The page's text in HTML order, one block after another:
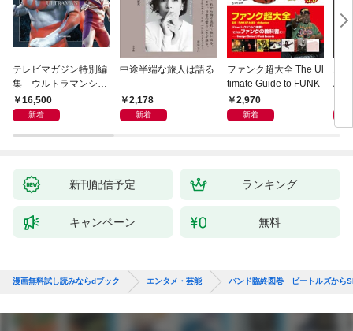
テレビマガジン特別編
集 ウルトラマンシリ
ーズ６０周年記念 全
ウルトラマン記録大鑑
16,500
新着
中途半端な旅人は語る
2,178
新着
ファンク超大全 The Ul
timate Guide to FUNK
2,970
新着
ぶ
ク
新刊配信予定 ランキング
キャンペーン 無料
漫画無料試し読みならdブック エンタメ・芸能 バンド臨終図巻 ビートルズから